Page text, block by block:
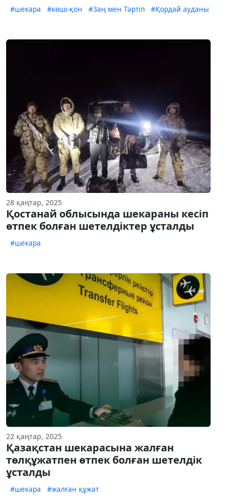
#шекара #көші-қон #Заң мен Тәртіп #Қордай ауданы
28 қаңтар, 2025
Қостанай облысында шекараны кесіп
өтпек болған шетелдіктер ұсталды
#шекара
22 қаңтар, 2025
Қазақстан шекарасына жалған
төлқұжатпен өтпек болған шетелдік
ұсталды
#шекара #жалған құжат